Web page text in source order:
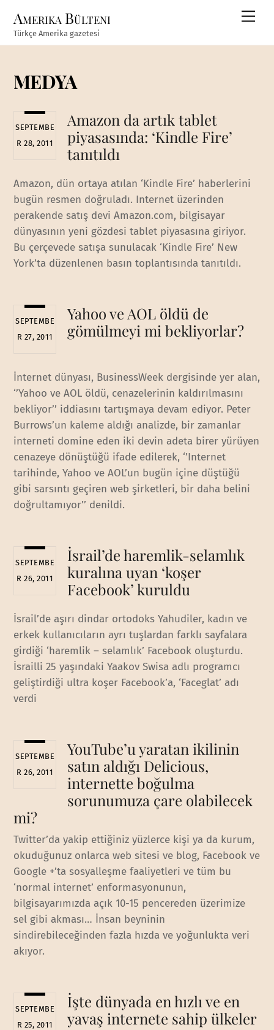
content
Amerika Bülteni
Türkçe Amerika gazetesi
MEDYA
SEPTEMBE
R 28, 2011
Amazon da artık tablet
piyasasında: ‘Kindle Fire’
tanıtıldı
Amazon, dün ortaya atılan ‘Kindle Fire’ haberlerini
bugün resmen doğruladı. Internet üzerinden
perakende satış devi Amazon.com, bilgisayar
dünyasının yeni gözdesi tablet piyasasına giriyor.
Bu çerçevede satışa sunulacak ‘Kindle Fire’ New
York’ta düzenlenen basın toplantısında tanıtıldı.
SEPTEMBE
R 27, 2011
Yahoo ve AOL öldü de
gömülmeyi mi bekliyorlar?
İnternet dünyası, BusinessWeek dergisinde yer alan,
‘’Yahoo ve AOL öldü, cenazelerinin kaldırılmasını
bekliyor’’ iddiasını tartışmaya devam ediyor. Peter
Burrows’un kaleme aldığı analizde, bir zamanlar
interneti domine eden iki devin adeta birer yürüyen
cenazeye dönüştüğü ifade edilerek, ‘’Internet
tarihinde, Yahoo ve AOL’un bugün içine düştüğü
gibi sarsıntı geçiren web şirketleri, bir daha belini
doğrultamıyor’’ denildi.
SEPTEMBE
R 26, 2011
İsrail’de haremlik-selamlık
kuralına uyan ‘koşer
Facebook’ kuruldu
İsrail’de aşırı dindar ortodoks Yahudiler, kadın ve
erkek kullanıcıların ayrı tuşlardan farklı sayfalara
girdiği ‘haremlik – selamlık’ Facebook oluşturdu.
İsrailli 25 yaşındaki Yaakov Swisa adlı programcı
geliştirdiği ultra koşer Facebook’a, ‘Faceglat’ adı
verdi
SEPTEMBE
R 26, 2011
YouTube’u yaratan ikilinin
satın aldığı Delicious,
internette boğulma
sorunumuza çare olabilecek
mi?
Twitter’da yakip ettiğiniz yüzlerce kişi ya da kurum,
okuduğunuz onlarca web sitesi ve blog, Facebook ve
Google +’ta sosyalleşme faaliyetleri ve tüm bu
‘normal internet’ enformasyonunun,
bilgisayarımızda açık 10-15 pencereden üzerimize
sel gibi akması… İnsan beyninin
sindirebileceğinden fazla hızda ve yoğunlukta veri
akıyor.
SEPTEMBE
R 25, 2011
İşte dünyada en hızlı ve en
yavaş internete sahip ülkeler